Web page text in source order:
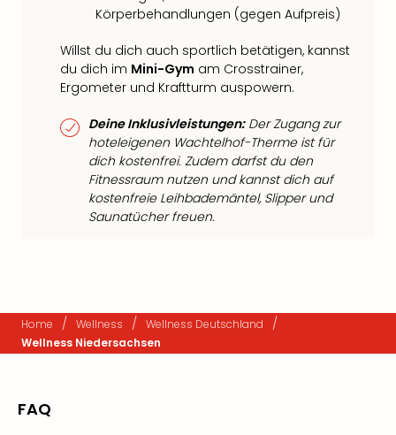
Körperbehandlungen (gegen Aufpreis)
Willst du dich auch sportlich betätigen, kannst
du dich im Mini-Gym am Crosstrainer,
Ergometer und Kraftturm auspowern.
Deine Inklusivleistungen:Der Zugang zur
hoteleigenen Wachtelhof-Therme ist für
dich kostenfrei. Zudem darfst du den
Fitnessraum nutzen und kannst dich auf
kostenfreie Leihbademäntel, Slipper und
Saunatücher freuen.
Home / Wellness / Wellness Deutschland /
Wellness Niedersachsen
FAQ